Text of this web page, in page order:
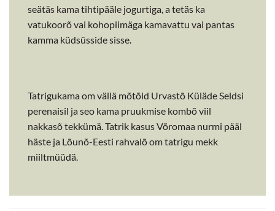
seätäs kama tihtipääle jogurtiga, a tetäs ka
vatukoorõ vai kohopiimäga kamavattu vai pantas
kamma küdsüsside sisse.
Tatrigukama om vällä mõtõld Urvastõ Küläde Seldsi
perenaisil ja seo kama pruukmise kombõ viil
nakkasõ tekkümä. Tatrik kasus Võromaa nurmi pääl
häste ja Lõunõ-Eesti rahvalõ om tatrigu mekk
miiltmüüdä.